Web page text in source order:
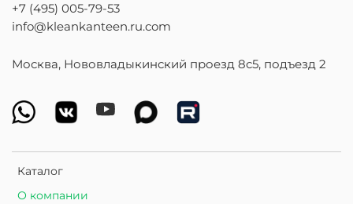
Каталог
О компании
+7 (495) 005-79-53
info@kleankanteen.ru.com
Москва, Нововладыкинский проезд 8с5, подъезд 2